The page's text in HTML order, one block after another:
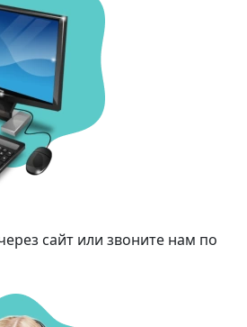
сайт или звоните нам по